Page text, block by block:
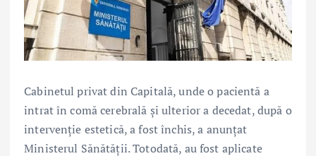
Cabinetul privat din Capitală, unde o pacientă a
intrat în comă cerebrală și ulterior a decedat, după o
intervenție estetică, a fost închis, a anunțat
Ministerul Sănătății. Totodată, au fost aplicate